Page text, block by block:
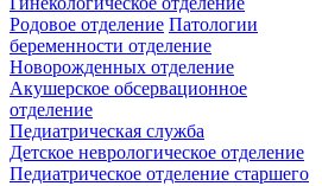
Родовое отделение Патологии
беременности отделение
Новорожденных отделение
Акушерское обсервационное
отделение
Педиатрическая служба
Детское неврологическое отделение
Педиатрическое отделение старшего